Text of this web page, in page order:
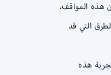
هذه المواقف.
التي قد
هذه